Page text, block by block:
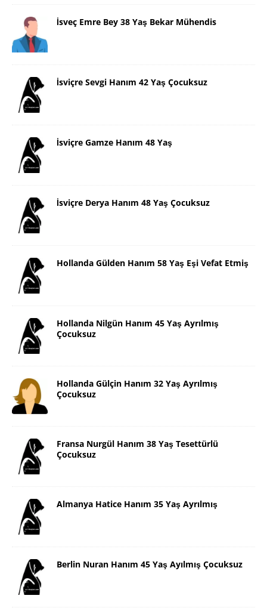
İsveç Emre Bey 38 Yaş Bekar Mühendis
İsviçre Sevgi Hanım 42 Yaş Çocuksuz
İsviçre Gamze Hanım 48 Yaş
İsviçre Derya Hanım 48 Yaş Çocuksuz
Hollanda Gülden Hanım 58 Yaş Eşi Vefat Etmiş
Hollanda Nilgün Hanım 45 Yaş Ayrılmış
Çocuksuz
Hollanda Gülçin Hanım 32 Yaş Ayrılmış
Çocuksuz
Fransa Nurgül Hanım 38 Yaş Tesettürlü
Çocuksuz
Almanya Hatice Hanım 35 Yaş Ayrılmış
Berlin Nuran Hanım 45 Yaş Ayılmış Çocuksuz